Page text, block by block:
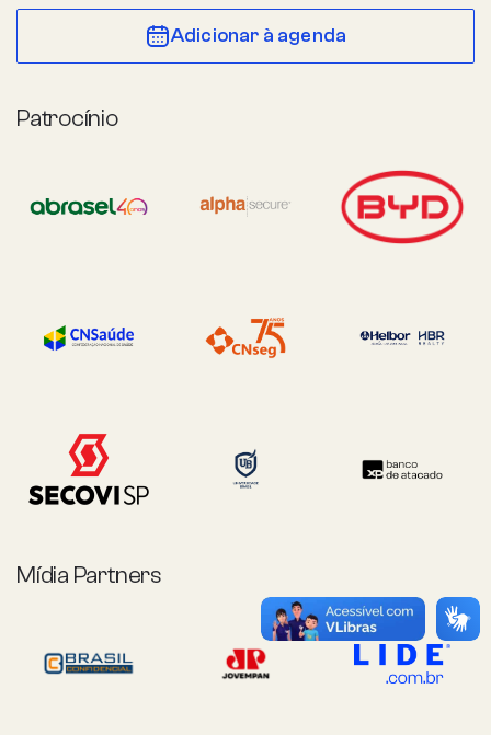
Adicionar à agenda
Patrocínio
Mídia Partners